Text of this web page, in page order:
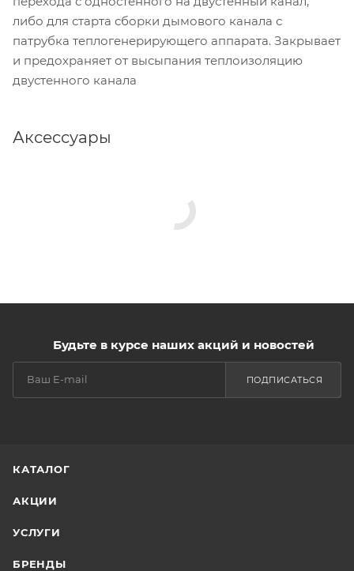
либо для старта сборки дымового канала с
патрубка теплогенерирующего аппарата. Закрывает
и предохраняет от высыпания теплоизоляцию
двустенного канала
Аксессуары
Будьте в курсе наших акций и новостей
ПОДПИСАТЬСЯ
КАТАЛОГ
АКЦИИ
УСЛУГИ
БРЕНДЫ